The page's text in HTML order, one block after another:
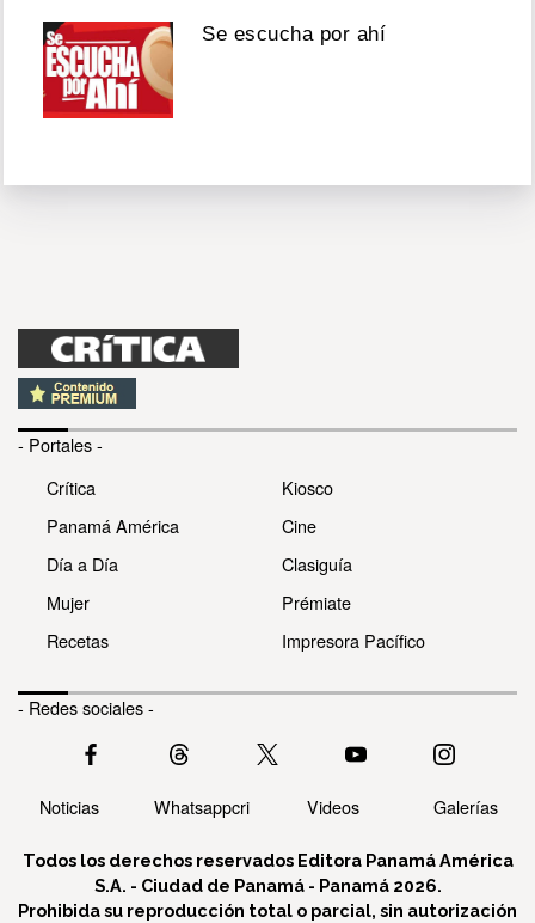
Se escucha por ahí
- Portales -
Crítica
Panamá América
Día a Día
Mujer
Recetas
Kiosco
Cine
Clasiguía
Prémiate
Impresora Pacífico
- Redes sociales -
Noticias Whatsappcri Videos Galerías
Todos los derechos reservados Editora Panamá América
S.A. - Ciudad de Panamá - Panamá 2026.
Prohibida su reproducción total o parcial, sin autorización